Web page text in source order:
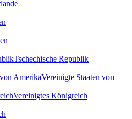
Tschechische Republik
Vereinigte Staaten von
Vereinigtes Königreich